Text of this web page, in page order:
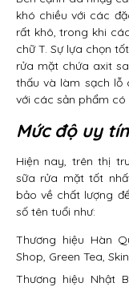
khó chiều với các
rất khô, trong khi
chữ T. Sự lựa chọn
rửa mặt chứa axit
thấu và làm sạch lỗ
với các sản phẩm
Mức độ uy
Hiện nay, trên thị
sữa rửa mặt tốt
bảo về chất lượng
số tên tuổi như:
Thương hiệu Hàn
Shop, Green Tea,
Thương hiệu Nhật